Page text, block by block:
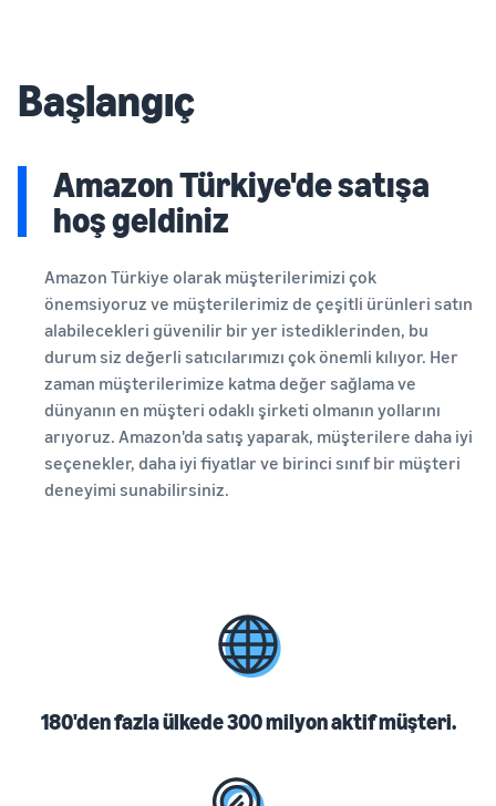
Başlangıç
Amazon Türkiye'de satışa
hoş geldiniz
Amazon Türkiye olarak müşterilerimizi çok
önemsiyoruz ve müşterilerimiz de çeşitli ürünleri satın
alabilecekleri güvenilir bir yer istediklerinden, bu
durum siz değerli satıcılarımızı çok önemli kılıyor. Her
zaman müşterilerimize katma değer sağlama ve
dünyanın en müşteri odaklı şirketi olmanın yollarını
arıyoruz. Amazon'da satış yaparak, müşterilere daha iyi
seçenekler, daha iyi fiyatlar ve birinci sınıf bir müşteri
deneyimi sunabilirsiniz.
180'den fazla ülkede 300 milyon aktif müşteri.